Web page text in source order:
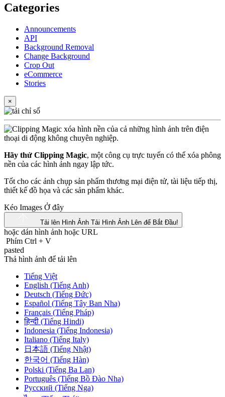
Categories
Announcements
API
Background Removal
Change Background
Crop Out
eCommerce
Stories
×
Hãy thử Clipping Magic, một công cụ trực tuyến có thể xóa phông
nền của các hình ảnh ngay lập tức.
Tốt cho các ảnh chụp sản phẩm thương mại điện tử, tài liệu tiếp thị,
thiết kế đồ họa và các sản phẩm khác.
Kéo Images Ở đây
Tải lên Hình Ảnh Tải Hình Ảnh Lên để Bắt Đầu!
hoặc dán hình ảnh hoặc URL
Phím Ctrl + V
pasted
Thả hình ảnh để tải lên
Tiếng Việt
English (Tiếng Anh)
Deutsch (Tiếng Đức)
Español (Tiếng Tây Ban Nha)
Français (Tiếng Pháp)
हिन्दी (Tiếng Hindi)
Indonesia (Tiếng Indonesia)
Italiano (Tiếng Italy)
日本語 (Tiếng Nhật)
한국어 (Tiếng Hàn)
Polski (Tiếng Ba Lan)
Português (Tiếng Bồ Đào Nha)
Русский (Tiếng Nga)